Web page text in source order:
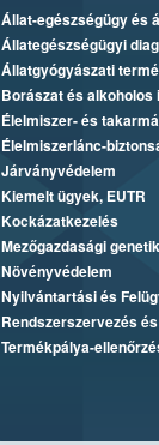
Állat-egészségügy és
Állategészségügyi
Állatgyógyászati
Borászat és alkoholos
Élelmiszer- és
Élelmiszerlánc-
Járványvédelem
Kiemelt ügyek, EUTR
Kockázatkezelés
Mezőgazdasági
Növényvédelem
Nyilvántartási és
Rendszerszervezés
Termékpálya-